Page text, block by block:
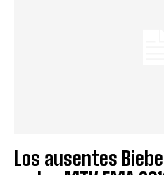
Los ausentes